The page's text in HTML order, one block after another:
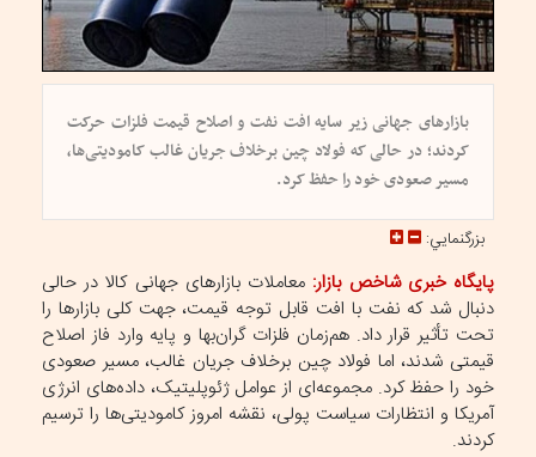
بازار‌های جهانی زیر سایه افت نفت و اصلاح قیمت فلزات حرکت
کردند؛ در حالی که فولاد چین برخلاف جریان غالب کامودیتی‌ها،
مسیر صعودی خود را حفظ کرد.
بزرگنمايي:
پایگاه خبری شاخص بازار: معاملات بازار‌های جهانی کالا در حالی
دنبال شد که نفت با افت قابل توجه قیمت، جهت کلی بازار‌ها را
تحت تأثیر قرار داد. هم‌زمان فلزات گران‌بها و پایه وارد فاز اصلاح
قیمتی شدند، اما فولاد چین برخلاف جریان غالب، مسیر صعودی
خود را حفظ کرد. مجموعه‌ای از عوامل ژئوپلیتیک، داده‌های انرژی
آمریکا و انتظارات سیاست پولی، نقشه امروز کامودیتی‌ها را ترسیم
کردند.